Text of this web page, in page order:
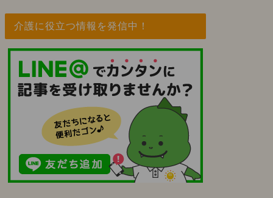
介護に役立つ情報を発信中！